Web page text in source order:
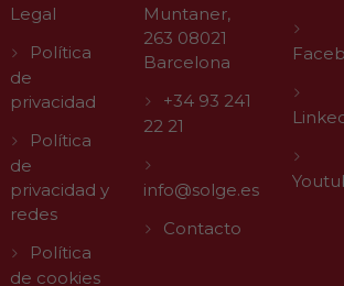
Legal
Política
de
privacidad
Política
de
privacidad y
redes
Política
de cookies
Muntaner,
263 08021
Barcelona
+34 93 241
22 21
info@solge.es
Contacto